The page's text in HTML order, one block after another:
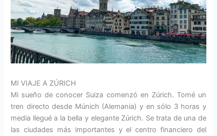
MI VIAJE A ZÚRICH
Mi sueño de conocer Suiza comenzó en Zúrich. Tomé un
tren directo desde Múnich (Alemania) y en sólo 3 horas y
media llegué a la bella y elegante Zúrich. Se trata de una de
las ciudades más importantes y el centro financiero del